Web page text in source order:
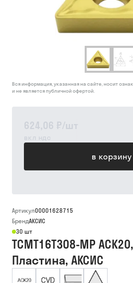
624,06 ₽/шт
вкл ндс
в корзину
Вся информация, указанная на сайте, носит
и не является публичной офертой.
Артикул00001628715
БрендАКСИС
30 шт
TCMT16T308-MP ACK20,
Пластина, АКСИС